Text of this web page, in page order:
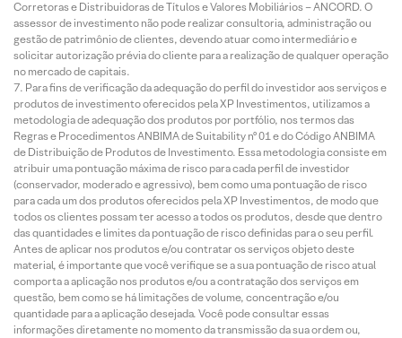
Corretoras e Distribuidoras de Títulos e Valores Mobiliários – ANCORD. O
assessor de investimento não pode realizar consultoria, administração ou
gestão de patrimônio de clientes, devendo atuar como intermediário e
solicitar autorização prévia do cliente para a realização de qualquer operação
no mercado de capitais.
Para fins de verificação da adequação do perfil do investidor aos serviços e
produtos de investimento oferecidos pela XP Investimentos, utilizamos a
metodologia de adequação dos produtos por portfólio, nos termos das
Regras e Procedimentos ANBIMA de Suitability nº 01 e do Código ANBIMA
de Distribuição de Produtos de Investimento. Essa metodologia consiste em
atribuir uma pontuação máxima de risco para cada perfil de investidor
(conservador, moderado e agressivo), bem como uma pontuação de risco
para cada um dos produtos oferecidos pela XP Investimentos, de modo que
todos os clientes possam ter acesso a todos os produtos, desde que dentro
das quantidades e limites da pontuação de risco definidas para o seu perfil.
Antes de aplicar nos produtos e/ou contratar os serviços objeto deste
material, é importante que você verifique se a sua pontuação de risco atual
comporta a aplicação nos produtos e/ou a contratação dos serviços em
questão, bem como se há limitações de volume, concentração e/ou
quantidade para a aplicação desejada. Você pode consultar essas
informações diretamente no momento da transmissão da sua ordem ou,